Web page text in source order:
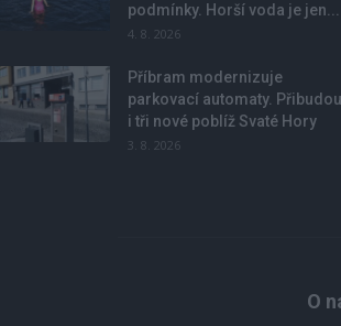
podmínky. Horší voda je jen...
4. 8. 2026
Příbram modernizuje
parkovací automaty. Přibudou
i tři nové poblíž Svaté Hory
3. 8. 2026
O